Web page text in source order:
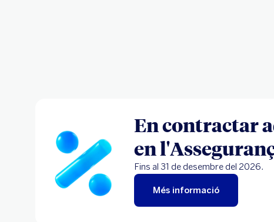
En contractar
en
Fins al 31 de desembre del 2026.
Més informació